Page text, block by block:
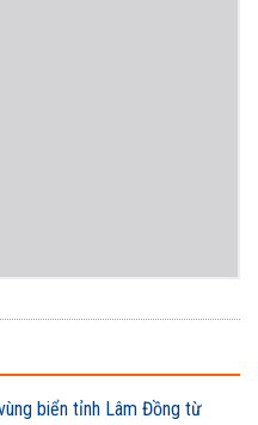
biển tỉnh Lâm Đồng từ